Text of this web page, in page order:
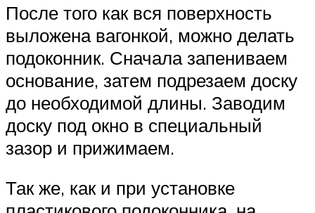
После того как вся поверхность
выложена вагонкой, можно делать
подоконник. Сначала запениваем
основание, затем подрезаем доску
до необходимой длины. Заводим
доску под окно в специальный
зазор и прижимаем.
Так же, как и при установке